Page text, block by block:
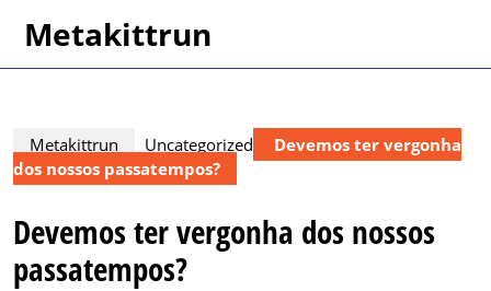
Metakittrun
Metakittrun Uncategorized
Devemos ter vergonha
dos nossos passatempos?
Devemos ter vergonha dos nossos
passatempos?